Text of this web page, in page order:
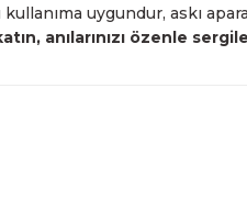
uygundur, askı
anılarınızı özenle